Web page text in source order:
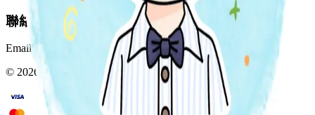
聯絡我們
Email:Info@hastore.appWhatsApp:+852 4402 4505
© 2026 HASTORE. All rights reserved.